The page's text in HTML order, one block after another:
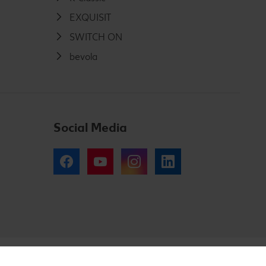
EXQUISIT
SWITCH ON
bevola
Social Media
Facebook YouTube Instagram